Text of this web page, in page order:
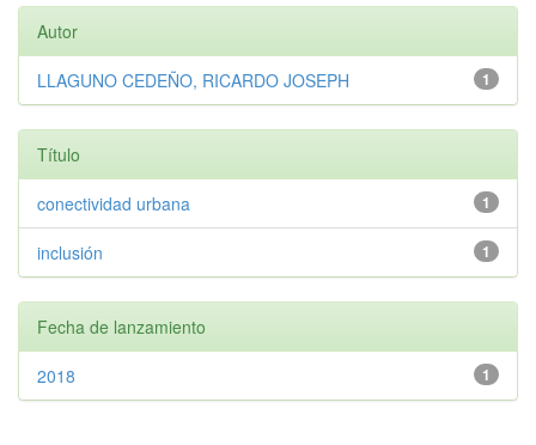
Autor
1
LLAGUNO CEDEÑO, RICARDO JOSEPH
Título
1
conectividad urbana
1
inclusión
Fecha de lanzamiento
1
2018